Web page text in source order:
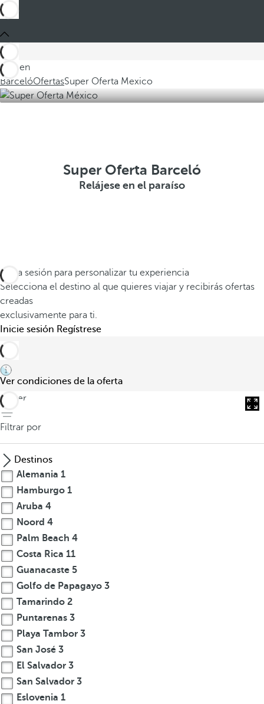
Está en
BarcelóOfertasSuper Oferta Mexico
Super Oferta Barceló
Relájese en el paraíso
Inicia sesión para personalizar tu experiencia
Selecciona el destino al que quieres viajar y recibirás ofertas
creadas
exclusivamente para ti.
Inicie sesión Regístrese
Ver condiciones de la oferta
volver
Filtrar por
Destinos
Alemania 1
Hamburgo 1
Aruba 4
Noord 4
Palm Beach 4
Costa Rica 11
Guanacaste 5
Golfo de Papagayo 3
Tamarindo 2
Puntarenas 3
Playa Tambor 3
San José 3
El Salvador 3
San Salvador 3
Eslovenia 1